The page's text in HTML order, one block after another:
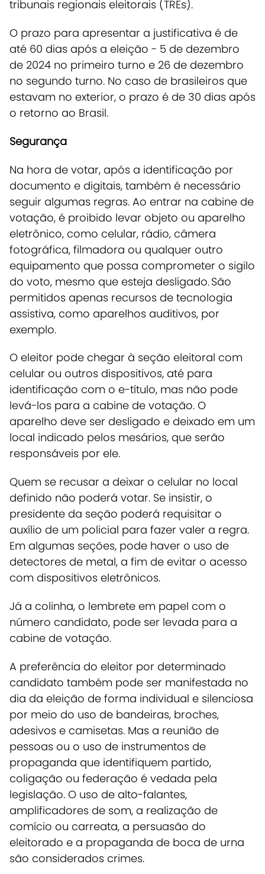
tribunais regionais eleitorais (TREs).
O prazo para apresentar a justificativa é de
até 60 dias após a eleição - 5 de dezembro
de 2024 no primeiro turno e 26 de dezembro
no segundo turno. No caso de brasileiros que
estavam no exterior, o prazo é de 30 dias após
o retorno ao Brasil.
Segurança
Na hora de votar, após a identificação por
documento e digitais, também é necessário
seguir algumas regras. Ao entrar na cabine de
votação, é proibido levar objeto ou aparelho
eletrônico, como celular, rádio, câmera
fotográfica, filmadora ou qualquer outro
equipamento que possa comprometer o sigilo
do voto, mesmo que esteja desligado. São
permitidos apenas recursos de tecnologia
assistiva, como aparelhos auditivos, por
exemplo.
O eleitor pode chegar à seção eleitoral com
celular ou outros dispositivos, até para
identificação com o e-título, mas não pode
levá-los para a cabine de votação. O
aparelho deve ser desligado e deixado em um
local indicado pelos mesários, que serão
responsáveis por ele.
Quem se recusar a deixar o celular no local
definido não poderá votar. Se insistir, o
presidente da seção poderá requisitar o
auxílio de um policial para fazer valer a regra.
Em algumas seções, pode haver o uso de
detectores de metal, a fim de evitar o acesso
com dispositivos eletrônicos.
Já a colinha, o lembrete em papel com o
número candidato, pode ser levada para a
cabine de votação.
A preferência do eleitor por determinado
candidato também pode ser manifestada no
dia da eleição de forma individual e silenciosa
por meio do uso de bandeiras, broches,
adesivos e camisetas. Mas a reunião de
pessoas ou o uso de instrumentos de
propaganda que identifiquem partido,
coligação ou federação é vedada pela
legislação. O uso de alto-falantes,
amplificadores de som, a realização de
comício ou carreata, a persuasão do
eleitorado e a propaganda de boca de urna
são considerados crimes.